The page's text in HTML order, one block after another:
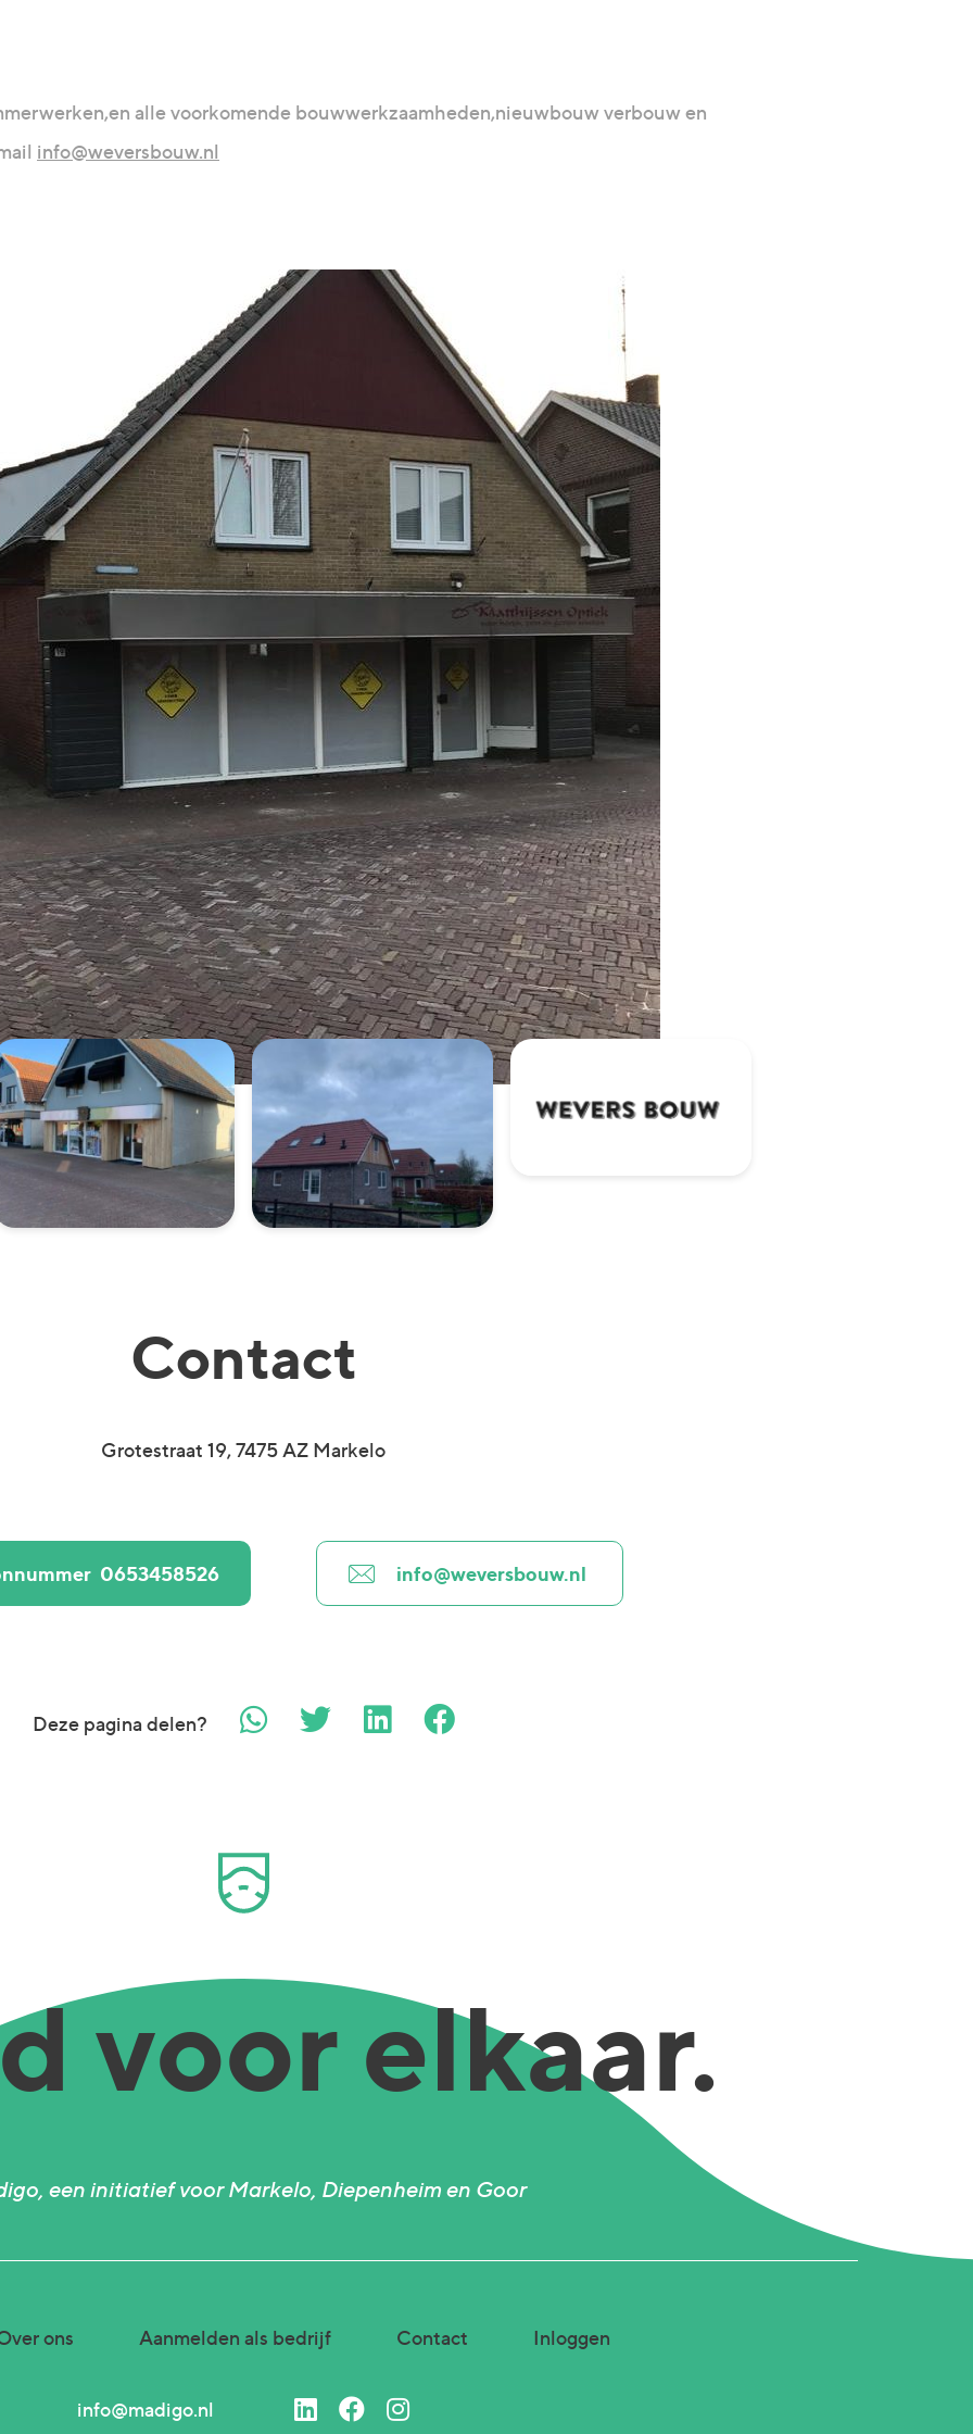
alle voorkomende bouwwerkzaamheden,nieuwbouw verbouw en
info@weversbouw.nl
Contact
Grotestraat 19, 7475 AZ Markelo
0653458526 info@weversbouw.nl
Deze pagina delen?
voor elkaar.
een initiatief voor Markelo, Diepenheim en Goor
ons Aanmelden als bedrijf Contact Inloggen
info@madigo.nl